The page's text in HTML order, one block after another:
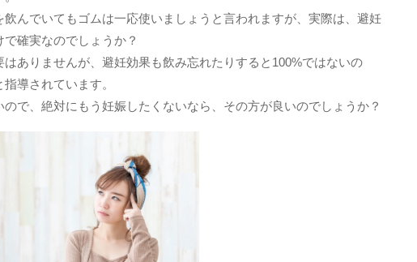
んでいてもゴムは一応使いましょうと言われますが、実際は、避妊
確実なのでしょうか？
ありませんが、避妊効果も飲み忘れたりすると100%ではないの
導されています。
で、絶対にもう妊娠したくないなら、その方が良いのでしょうか？